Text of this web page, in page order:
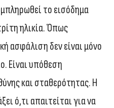
το εισόδημα
ηλικία. Όπως
ασφάλιση δεν είναι μόνο
Είναι υπόθεση
και σταθερότητας. Η
ό,τι απαιτείται για να